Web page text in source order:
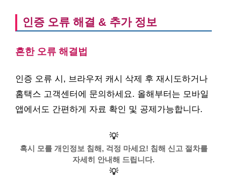
인증 오류 해결 & 추가 정보
흔한 오류 해결법
인증 오류 시, 브라우저 캐시 삭제 후 재시도하거나
홈택스 고객센터에 문의하세요. 올해부터는 모바일
앱에서도 간편하게 자료 확인 및 공제가능합니다.
💡
혹시 모를 개인정보 침해, 걱정 마세요! 침해 신고 절차를
자세히 안내해 드립니다.
💡